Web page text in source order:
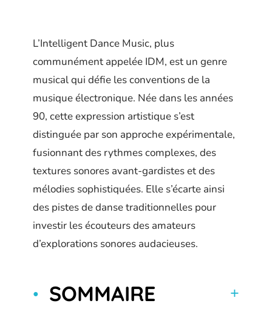
L’Intelligent Dance Music, plus
communément appelée IDM, est un genre
musical qui défie les conventions de la
musique électronique. Née dans les années
90, cette expression artistique s’est
distinguée par son approche expérimentale,
fusionnant des rythmes complexes, des
textures sonores avant-gardistes et des
mélodies sophistiquées. Elle s’écarte ainsi
des pistes de danse traditionnelles pour
investir les écouteurs des amateurs
d’explorations sonores audacieuses.
SOMMAIRE